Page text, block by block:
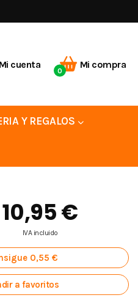
Mi cuenta Mi compra
0
Y REGALOS
10,95 €
IVA incluido
0,55 €
a favoritos